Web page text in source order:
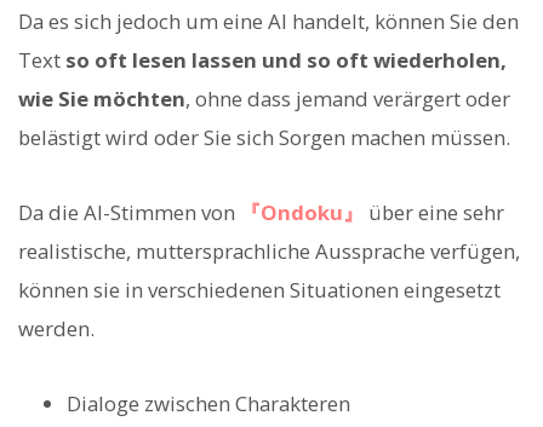
Da es sich jedoch um eine AI handelt, können Sie den
Text so oft lesen lassen und so oft wiederholen,
wie Sie möchten, ohne dass jemand verärgert oder
belästigt wird oder Sie sich Sorgen machen müssen.
Da die AI-Stimmen von 『Ondoku』
über eine sehr
realistische, muttersprachliche Aussprache verfügen,
können sie in verschiedenen Situationen eingesetzt
werden.
Dialoge zwischen Charakteren